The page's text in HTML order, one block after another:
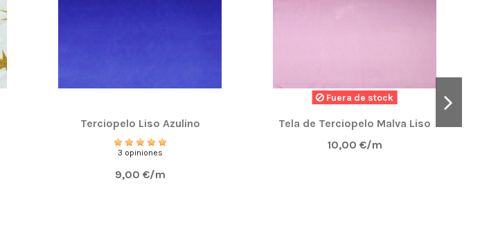
Terciopelo Liso Azulino
3 opiniones
9,00 €/m
Fuera de stock
Tela de Terciopelo Malva Liso
10,00 €/m